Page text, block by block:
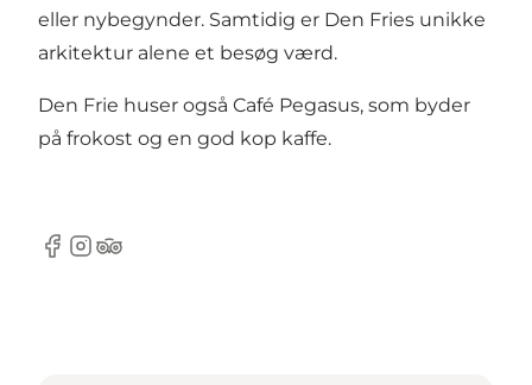
eller nybegynder. Samtidig er Den Fries unikke
arkitektur alene et besøg værd.
Den Frie huser også Café Pegasus, som byder
på frokost og en god kop kaffe.
Facebook
Instagram
Tripadvisor